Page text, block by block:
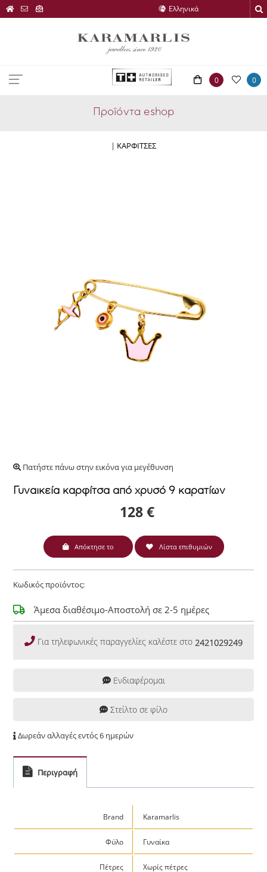
0 0
Προϊόντα eshop
| ΚΑΡΦΙΤΣΕΣ
Πατήστε πάνω στην εικόνα για μεγέθυνση
Γυναικεία καρφίτσα από χρυσό 9 καρατίων
128 €
Απόκτησε το Λίστα επιθυμιών
Κωδικός προϊόντος:
Άμεσα διαθέσιμο-Αποστολή σε 2-5 ημέρες
Για τηλεφωνικές παραγγελίες καλέστε στο 2421029249
Ενδιαφέρομαι
Στείλτο σε φίλο
Δωρεάν αλλαγές εντός 6 ημερών
Περιγραφή
Brand Karamarlis
Φύλο Γυναίκα
Πέτρες Χωρίς πέτρες